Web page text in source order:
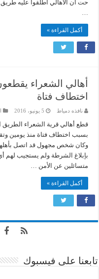
حت أن الأهالي أطلقوا عليه
…
أكمل القراءة »
أهالي الشعراء
اختطاف فتاة
نافذه دمياط 5 يونيو، 2016
قطع أهالي قرية الشعراء الطريق
بسبب اختطاف فتاة منذ يومين
بإبلاغ الشرطة ولم يستجيب لهم
متسائلين عن الأمن …
أكمل القراءة »
تابعنا على فيسبوك